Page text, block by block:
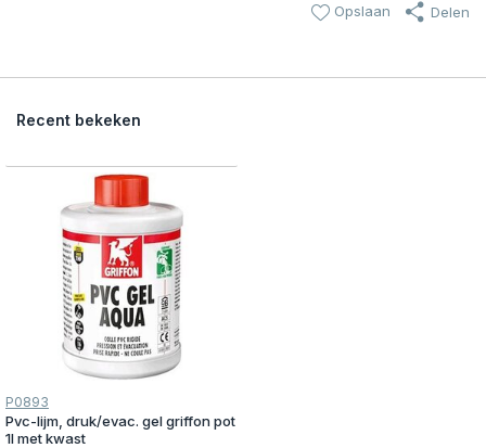
Opslaan Delen
Recent bekeken
P0893
Pvc-lijm, druk/evac. gel griffon pot
1l met kwast